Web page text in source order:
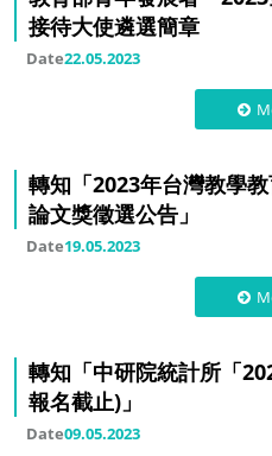
接待大使遴選簡章
Date22.05.2023
轉知「2023年台灣教學
論文獎徵選公告」
Date19.05.2023
轉知「中研院統計所「
報名截止)」
Date09.05.2023